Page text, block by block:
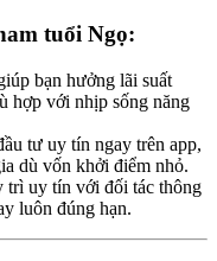
tuổi Ngọ:
bạn hưởng lãi suất
hợp với nhịp sống năng
tư uy tín ngay trên app,
dù vốn khởi điểm nhỏ.
trì uy tín với đối tác thông
luôn đúng hạn.